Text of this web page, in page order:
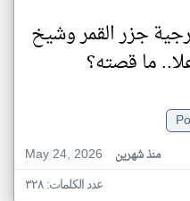
جزر القمر وشيخ
ما قصته؟
May 24, 2026
منذ شهرين
عدد الكلمات: ٣٢٨